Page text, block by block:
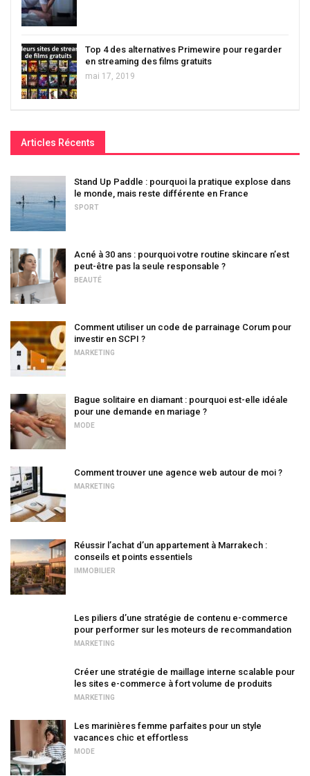
Top 4 des alternatives Primewire pour regarder
en streaming des films gratuits
mai 17, 2019
Articles Récents
Stand Up Paddle : pourquoi la pratique explose dans
le monde, mais reste différente en France
SPORT
Acné à 30 ans : pourquoi votre routine skincare n’est
peut-être pas la seule responsable ?
BEAUTÉ
Comment utiliser un code de parrainage Corum pour
investir en SCPI ?
MARKETING
Bague solitaire en diamant : pourquoi est-elle idéale
pour une demande en mariage ?
MODE
Comment trouver une agence web autour de moi ?
MARKETING
Réussir l’achat d’un appartement à Marrakech :
conseils et points essentiels
IMMOBILIER
Les piliers d’une stratégie de contenu e-commerce
pour performer sur les moteurs de recommandation
MARKETING
Créer une stratégie de maillage interne scalable pour
les sites e-commerce à fort volume de produits
MARKETING
Les marinières femme parfaites pour un style
vacances chic et effortless
MODE